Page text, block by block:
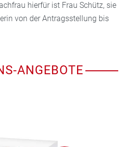
hierfür ist Frau Schütz, sie
von der Antragsstellung bis
ANGEBOTE